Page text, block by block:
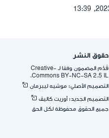
حقوق النشر
قُدِّم المضمون وفقا لـ -Creative
Commons BY-NC-SA 2.5 IL.
التصميم الأصلي: موشيه ليبرمان
التصميم الجديد: أوريت كاليڤ
جميع الحقوق محفوظة لكل الحق